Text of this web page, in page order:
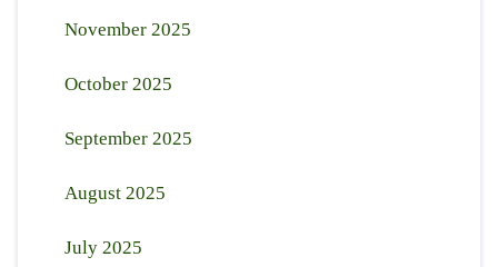
November 2025
October 2025
September 2025
August 2025
July 2025